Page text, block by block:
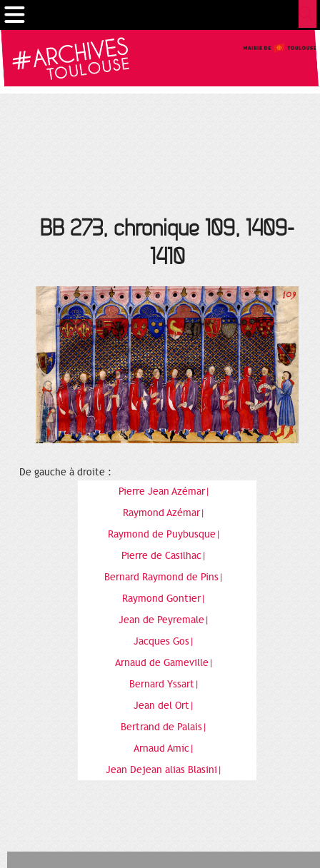
BB 273, chronique 109, 1409-
1410
De gauche à droite :
Pierre Jean Azémar|
Raymond Azémar|
Raymond de Puybusque|
Pierre de Casilhac|
Bernard Raymond de Pins|
Raymond Gontier|
Jean de Peyremale|
Jacques Gos|
Arnaud de Gameville|
Bernard Yssart|
Jean del Ort|
Bertrand de Palais|
Arnaud Amic|
Jean Dejean alias Blasini|
Gestion de vos préférences sur les cookies